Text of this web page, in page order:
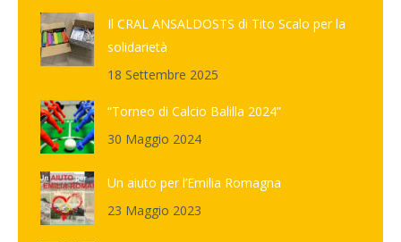
Il CRAL ANSALDOSTS di Tito Scalo per la
solidarietà
18 Settembre 2025
“Torneo di Calcio Balilla 2024”
30 Maggio 2024
Un aiuto per l’Emilia Romagna
23 Maggio 2023